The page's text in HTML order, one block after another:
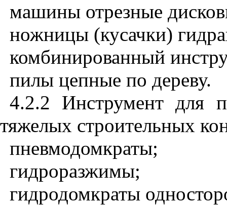
машины отрезные
ножницы (кусачки)
комбинированный
пилы цепные по дереву.
4.2.2 Инструмент для
тяжелых строительных
пневмодомкраты;
гидроразжимы;
гидродомкраты